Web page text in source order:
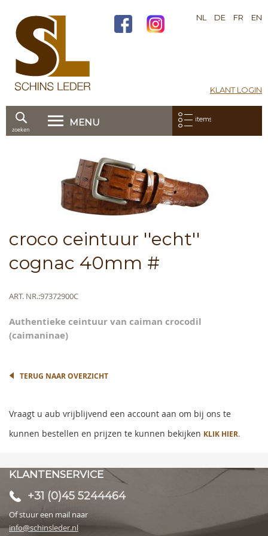
KLANT LOGIN
NL DE FR EN
MENU Mijn bestelling:
items
zoeken
croco ceintuur ''echt''
cognac 40mm #
Meer
ART. NR.97372900C
Authentieke ceintuur van caiman crocodil
(caimaninae)
to
the
end
of
the
gallery
Skip
to
beginning
gallery
TERUG NAAR OVERZICHT
Vraagt u aub vrijblijvend een account aan om bij ons te
kunnen bestellen en prijzen te kunnen bekijken KLIK HIER.
KLANTENSERVICE
+31 (0)45 5244464
Of stuur een mail naar
info@schinsleder.nl